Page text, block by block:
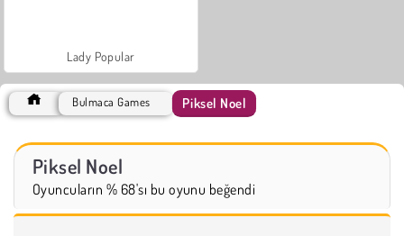
Lady Popular
Bulmaca Games Piksel Noel
Piksel Noel
Oyuncuların % 68'sı bu oyunu beğendi